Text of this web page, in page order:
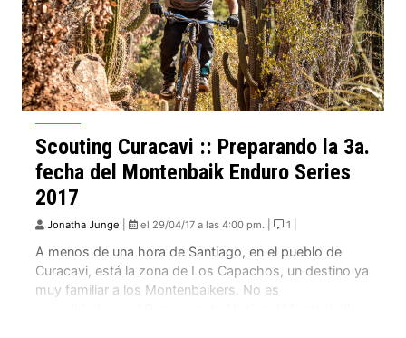
Scouting Curacavi :: Preparando la 3a.
fecha del Montenbaik Enduro Series
2017
Jonatha Junge el 29/04/17 a las 4:00 pm. | 1 |
A menos de una hora de Santiago, en el pueblo de
Curacavi, está la zona de Los Capachos, un destino ya
muy familiar a los Montenbaikers. No es